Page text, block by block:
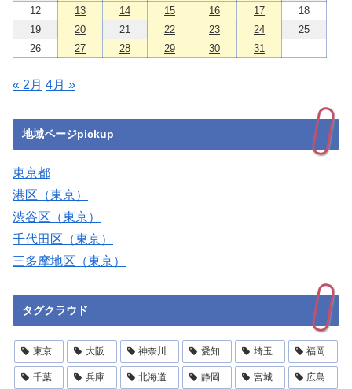
12
13 14 15 16 17
18
19
20 21 22 23 24
25
26
27 28 29 30 31
« 2月 4月 »
地域ページpickup
東京都
港区（東京）
渋谷区（東京）
千代田区（東京）
三多摩地区（東京）
タグクラウド
東京 大阪 神奈川 愛知 埼玉 福岡
千葉 兵庫 北海道 静岡 宮城 広島